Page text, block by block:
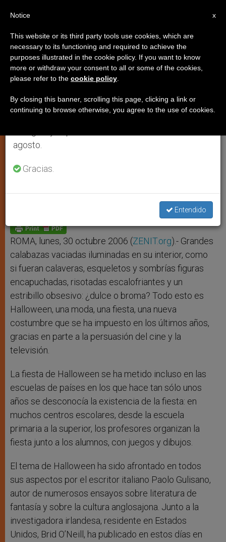
¿Celebrar o no celebrar
Halloween?
un libro sobre el tema
OCTUBRE 30, 2006 00:00
a
p
p
s
g
e
r
c
o
k
i
r
a
ROMA, lunes, 30 octubre 2006 (ZENIT.org).- Grandes
calabazas vaciadas iluminadas en su interior, como
si fueran calaveras, esqueletos y sombrías figuras
encapuchadas, risotadas escalofriantes y un
estribillo obsesivo: ¿dulce o broma? Todo esto es
Halloween, una moda, una fiesta, una nueva
costumbre que se ha impuesto en los últimos años,
gracias en parte a la persuasión del cine y la
televisión.
La fiesta de Halloween se ha metido incluso en las
escuelas de países en los que hace tan sólo unos
años se desconocía la existencia de la fiesta: en
muchos centros escolares, desde la escuela
primaria a la superior, los profesores organizan la
fiesta junto a los alumnos, con juegos y dibujos.
El tema de Halloween ha sido afrontado en todos
sus aspectos por el escritor italiano Paolo Gulisano,
autor de numerosos ensayos sobre literatura de
fantasía y sobre la cultura anglosajona. Junto a la
investigadora irlandesa, residente en Estados
Unidos, Brid O’Neill, ha publicado en estos días en
×
Aviso importante
Del 27 de julio al 7 de agosto haremos la pausa
anual, aprovechando que en el periodo de verano
se generan menos informaciones y también el
agosto.
Gracias.
Entendido
x
Notice
This website or its third party tools use cookies, which are
necessary to its functioning and required to achieve the
purposes illustrated in the cookie policy. If you want to know
more or withdraw your consent to all or some of the cookies,
please refer to the cookie policy
By closing this banner, scrolling this page, clicking a link or
continuing to browse otherwise, you agree to the use of cookies.